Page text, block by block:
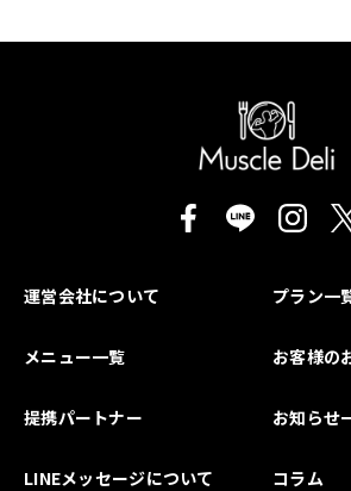
運営会社について プラン一
メニュー一覧 お客様の
提携パートナー お知らせ
LINEメッセージについて コラム